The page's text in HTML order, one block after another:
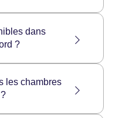
Gare du
de la date, de
de
repas.
dans
?
vous
et des TV à
de
les chambres